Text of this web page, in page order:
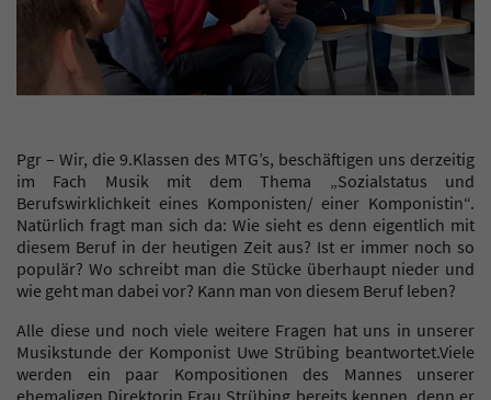
Pgr – Wir, die 9.Klassen des MTG’s, beschäftigen uns derzeitig
im Fach Musik mit dem Thema „Sozialstatus und
Berufswirklichkeit eines Komponisten/ einer Komponistin“.
Natürlich fragt man sich da: Wie sieht es denn eigentlich mit
diesem Beruf in der heutigen Zeit aus? Ist er immer noch so
populär? Wo schreibt man die Stücke überhaupt nieder und
wie geht man dabei vor? Kann man von diesem Beruf leben?
Alle diese und noch viele weitere Fragen hat uns in unserer
Musikstunde der Komponist Uwe Strübing beantwortet.Viele
werden ein paar Kompositionen des Mannes unserer
ehemaligen Direktorin Frau Strübing bereits kennen, denn er